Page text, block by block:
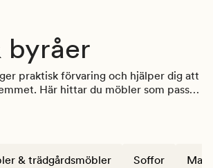
byråer
praktisk förvaring och hjälper dig att
Här hittar du möbler som passar
och hall – oavsett om du behöver
& trädgårdsmöbler Soffor